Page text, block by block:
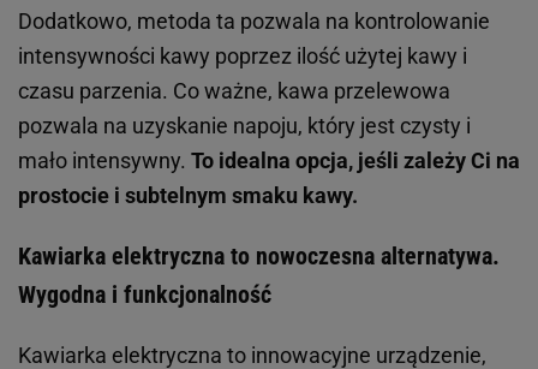
Dodatkowo, metoda ta pozwala na kontrolowanie
intensywności kawy poprzez ilość użytej kawy i
czasu parzenia. Co ważne, kawa przelewowa
pozwala na uzyskanie napoju, który jest czysty i
mało intensywny. To idealna opcja, jeśli zależy Ci na
prostocie i subtelnym smaku kawy.
Kawiarka elektryczna to nowoczesna alternatywa.
Wygodna i funkcjonalność
Kawiarka elektryczna to innowacyjne urządzenie,